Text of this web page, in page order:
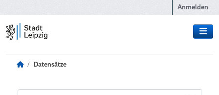
Anmelden
Datensätze